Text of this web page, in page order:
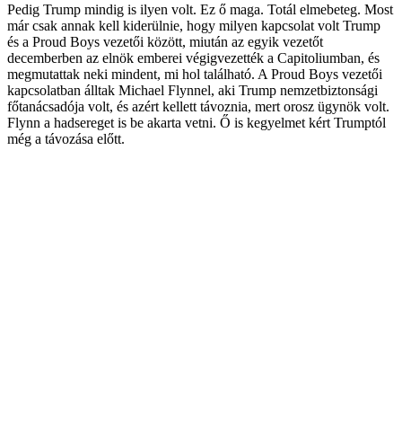
Pedig Trump mindig is ilyen volt. Ez ő maga. Totál elmebeteg. Most
már csak annak kell kiderülnie, hogy milyen kapcsolat volt Trump
és a Proud Boys vezetői között, miután az egyik vezetőt
decemberben az elnök emberei végigvezették a Capitoliumban, és
megmutattak neki mindent, mi hol található. A Proud Boys vezetői
kapcsolatban álltak Michael Flynnel, aki Trump nemzetbiztonsági
főtanácsadója volt, és azért kellett távoznia, mert orosz ügynök volt.
Flynn a hadsereget is be akarta vetni. Ő is kegyelmet kért Trumptól
még a távozása előtt.